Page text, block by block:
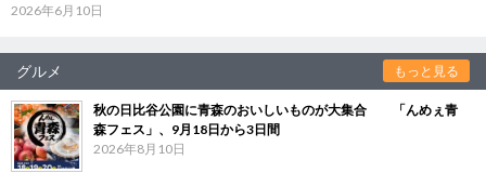
2026年6月10日
グルメ もっと見る
秋の日比谷公園に青森のおいしいものが大集合 「んめぇ青
森フェス」、9月18日から3日間
2026年8月10日